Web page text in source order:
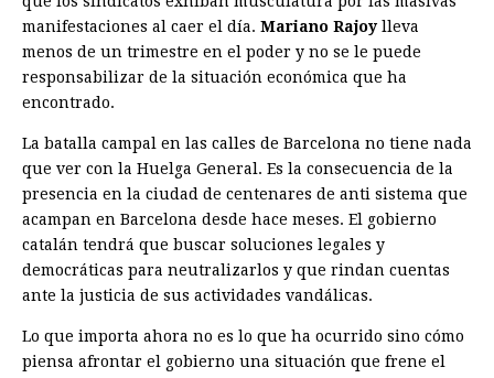
manifestaciones al caer el día. Mariano Rajoylleva
menos de un trimestre en el poder y no se le puede
responsabilizar de la situación económica que ha
encontrado.
La batalla campal en las calles de Barcelona no tiene nada
que ver con la Huelga General. Es la consecuencia de la
presencia en la ciudad de centenares de anti sistema que
acampan en Barcelona desde hace meses. El gobierno
catalán tendrá que buscar soluciones legales y
democráticas para neutralizarlos y que rindan cuentas
ante la justicia de sus actividades vandálicas.
Lo que importa ahora no es lo que ha ocurrido sino cómo
piensa afrontar el gobierno una situación que frene el